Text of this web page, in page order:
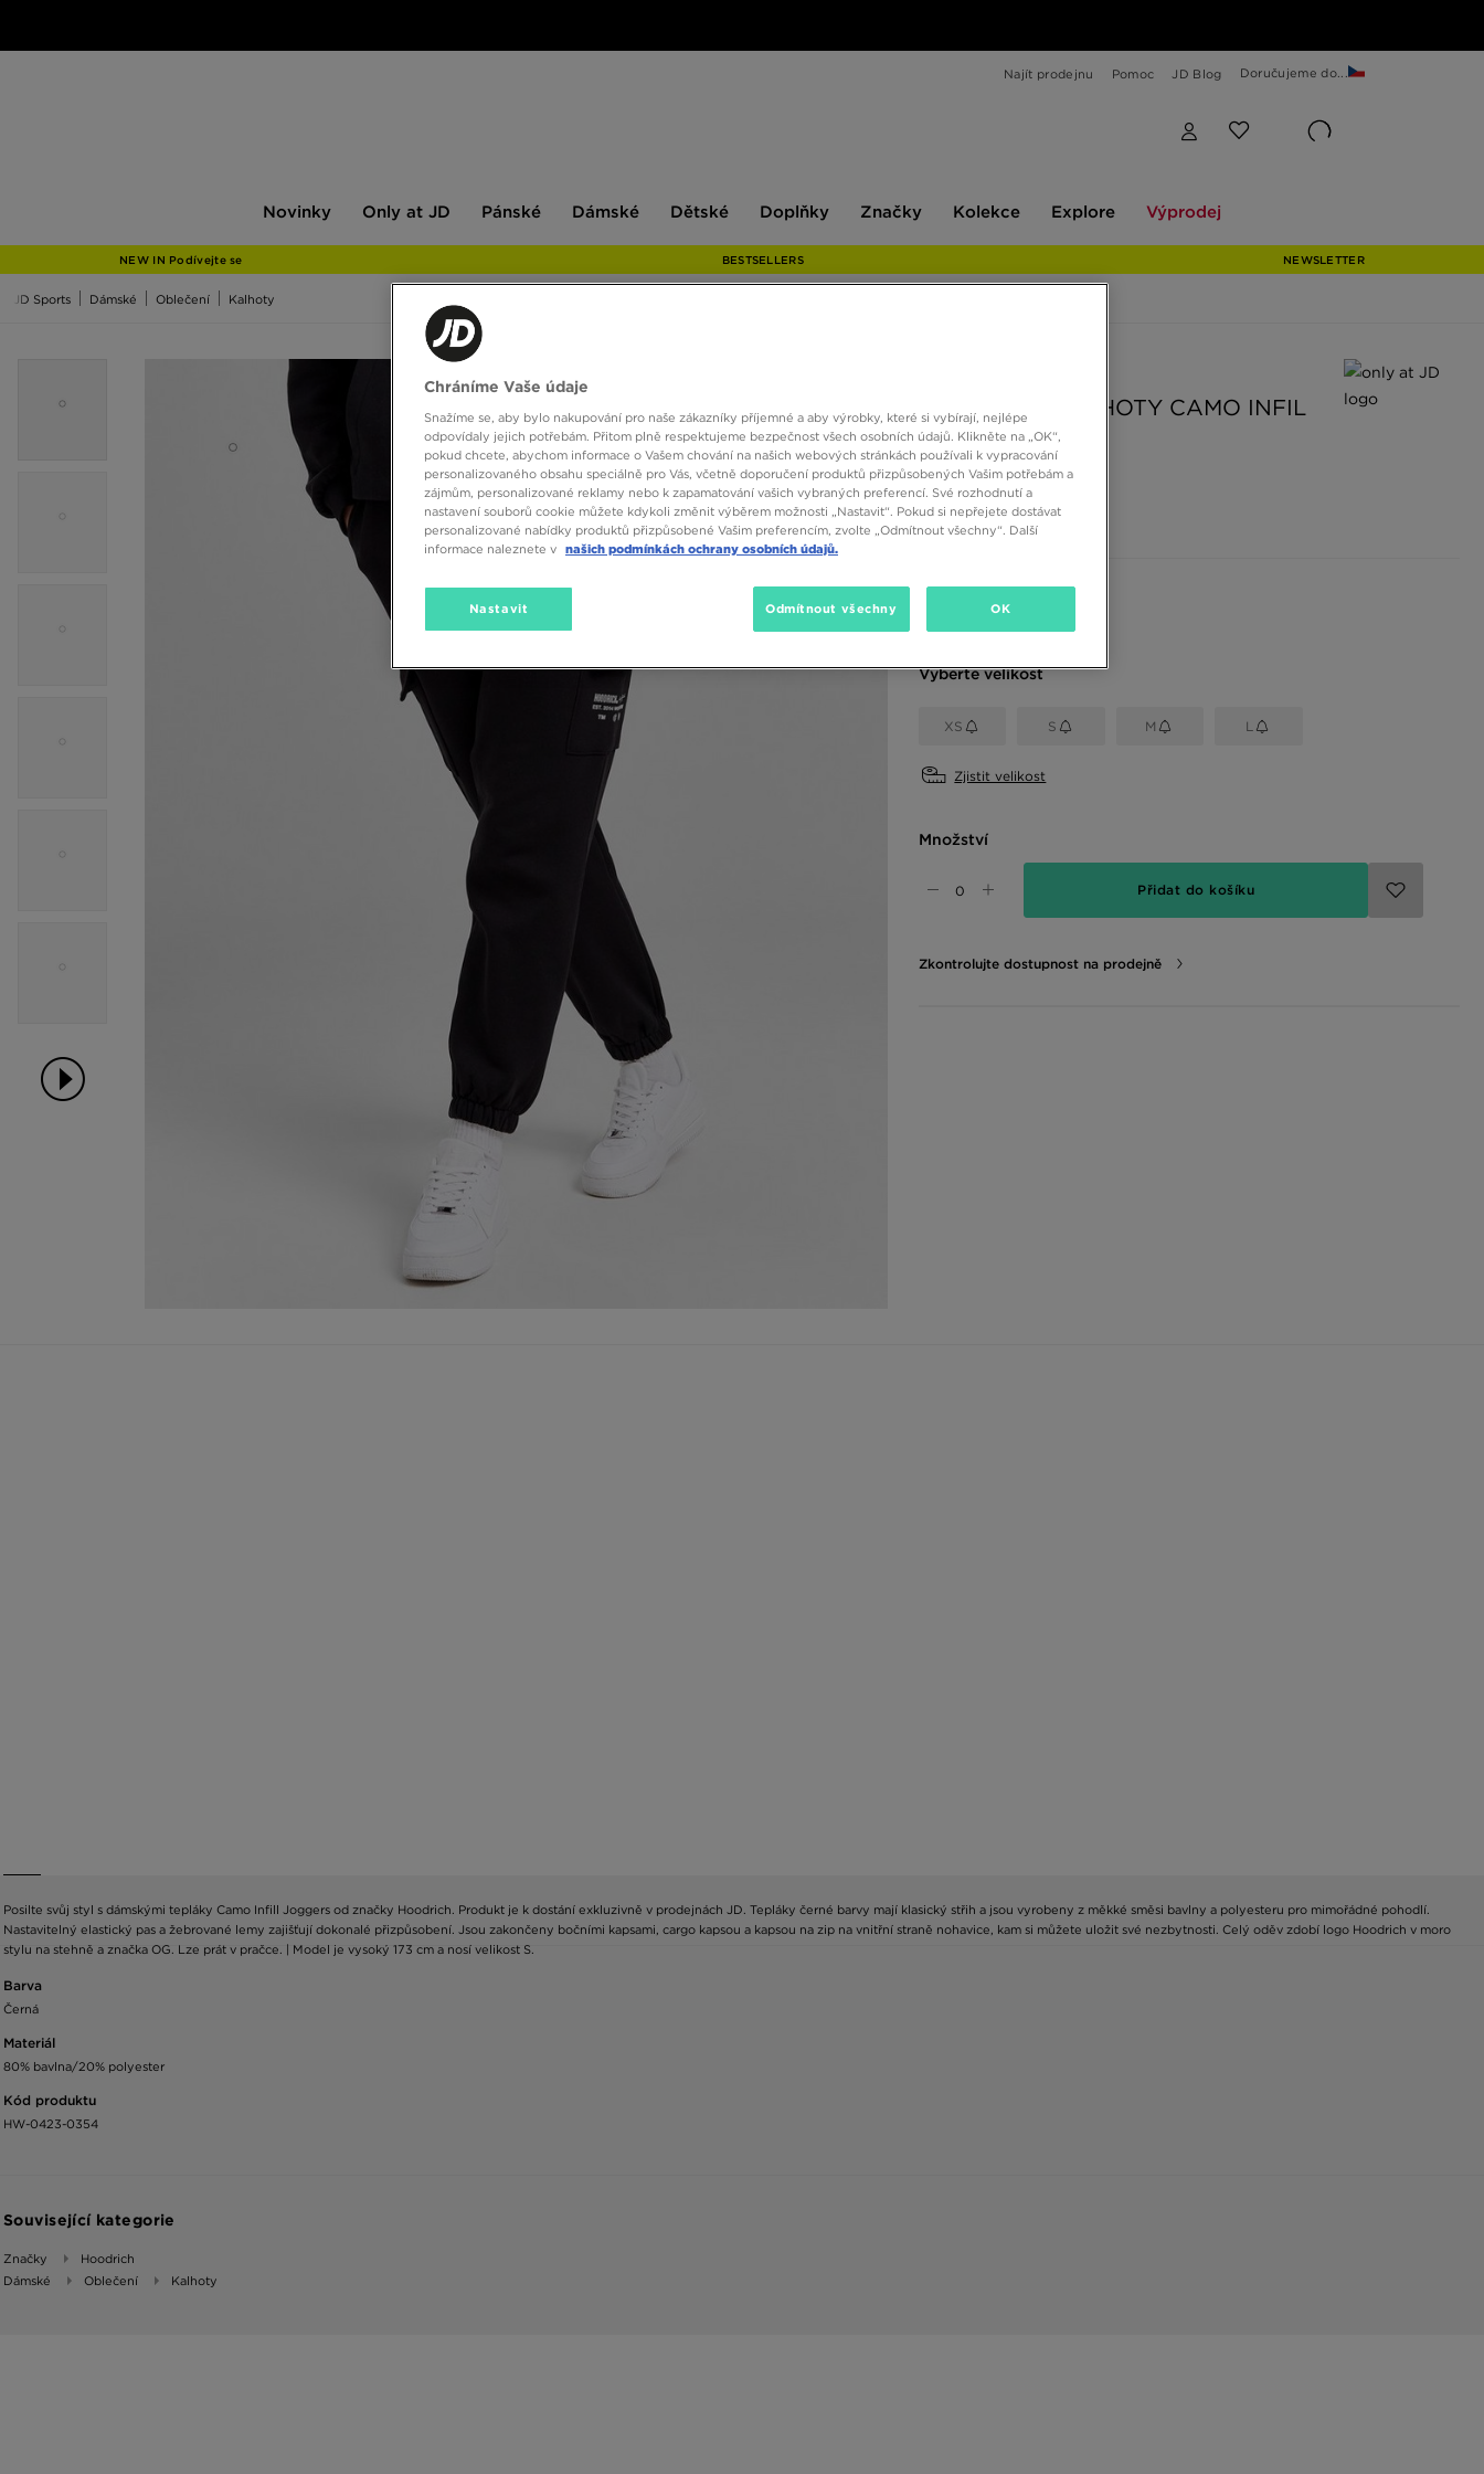
Najít prodejnu Pomoc JD Blog Doručujeme do...
Novinky
JD
Only at JD Pánské Dámské Dětské Doplňky Značky Kolekce Explore Výprodej
NEW IN Podívejte se BESTSELLERS NEWSLETTER
JD Sports Dámské Oblečení Kalhoty
HOODRICH KALHOTY CAMO INFIL
JOG BLK
850 Kč
Vyberte velikost
XS S M L
Zjistit velikost
Množství
Přidat do košíku
Zkontrolujte dostupnost na prodejně
Posilte svůj styl s dámskými tepláky Camo Infill Joggers od značky Hoodrich. Produkt je k dostání exkluzivně v prodejnách JD. Tepláky černé barvy mají klasický střih a jsou vyrobeny z měkké směsi bavlny a polyesteru pro mimořádné pohodlí.
Nastavitelný elastický pas a žebrované lemy zajišťují dokonalé přizpůsobení. Jsou zakončeny bočními kapsami, cargo kapsou a kapsou na zip na vnitřní straně nohavice, kam si můžete uložit své nezbytnosti. Celý oděv zdobí logo Hoodrich v moro
stylu na stehně a značka OG. Lze prát v pračce. | Model je vysoký 173 cm a nosí velikost S.
Barva
Černá
Materiál
80% bavlna/20% polyester
Kód produktu
HW-0423-0354
Související kategorie
Značky
Hoodrich
Dámské
Oblečení Kalhoty
Chráníme Vaše údaje
Snažíme se, aby bylo nakupování pro naše zákazníky příjemné a aby výrobky, které si vybírají, nejlépe
odpovídaly jejich potřebám. Přitom plně respektujeme bezpečnost všech osobních údajů. Klikněte na „OK“,
pokud chcete, abychom informace o Vašem chování na našich webových stránkách používali k vypracování
personalizovaného obsahu speciálně pro Vás, včetně doporučení produktů přizpůsobených Vašim potřebám a
zájmům, personalizované reklamy nebo k zapamatování vašich vybraných preferencí. Své rozhodnutí a
nastavení souborů cookie můžete kdykoli změnit výběrem možnosti „Nastavit“. Pokud si nepřejete dostávat
personalizované nabídky produktů přizpůsobené Vašim preferencím, zvolte „Odmítnout všechny“. Další
informace naleznete v našich podmínkách ochrany osobních údajů.
Nastavit Odmítnout všechny OK